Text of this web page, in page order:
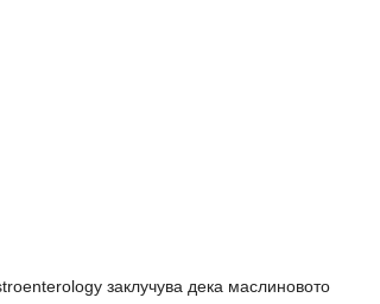
заклучува дека маслиновото